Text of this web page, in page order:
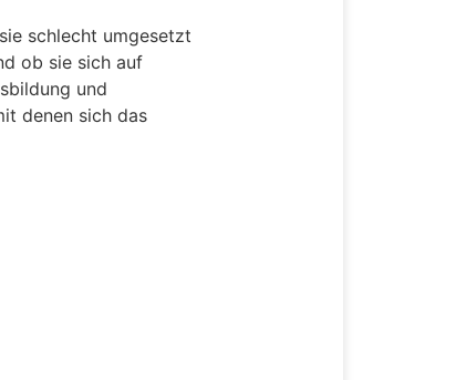
schlecht umgesetzt
ob sie sich auf
und
denen sich das